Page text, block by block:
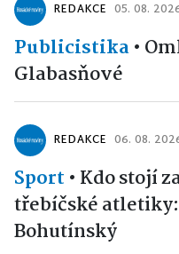
REDAKCE 05. 08.
Publicistika•
Glabasňové
REDAKCE 06. 08.
Sport • Kdo stojí
třebíčské
Bohutínský